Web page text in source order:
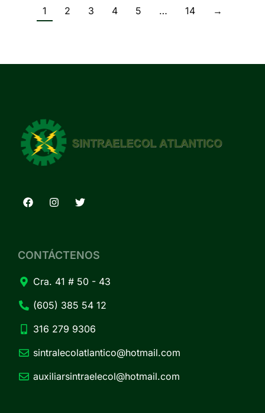
1 2 3 4 5 … 14 →
CONTÁCTENOS
Cra. 41 # 50 - 43
(605) 385 54 12
316 279 9306
sintralecolatlantico@hotmail.com
auxiliarsintraelecol@hotmail.com